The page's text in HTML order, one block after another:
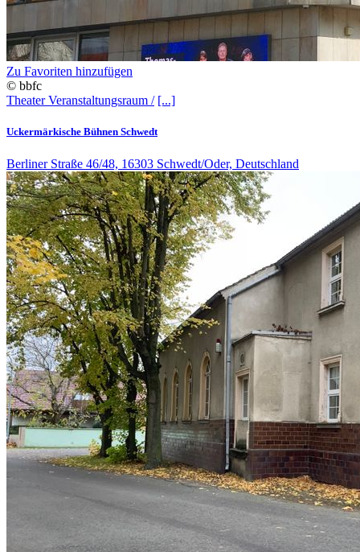
Zu Favoriten hinzufügen
© bbfc
Theater Veranstaltungsraum / [...]
Uckermärkische Bühnen Schwedt
Berliner Straße 46/48, 16303 Schwedt/Oder, Deutschland